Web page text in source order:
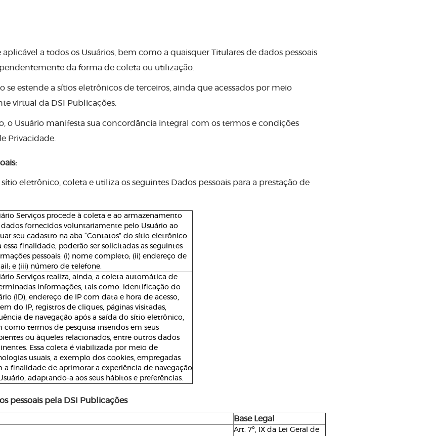
a todos os Usuários, bem como a quaisquer Titulares de dados pessoais
da forma de coleta ou utilização.
se estende a sítios eletrônicos de terceiros, ainda que acessados por meio
virtual da DSI Publicações.
o Usuário manifesta sua concordância integral com os termos e condições
Privacidade.
eletrônico, coleta e utiliza os seguintes Dados pessoais para a prestação de
Serviços procede à coleta e ao armazenamento
dados fornecidos voluntariamente pelo Usuário ao
seu cadastro na aba “Contatos” do sítio eletrônico.
essa finalidade, poderão ser solicitadas as seguintes
pessoais: (i) nome completo; (ii) endereço de
e (iii) número de telefone.
Serviços realiza, ainda, a coleta automática de
informações, tais como: identificação do
(ID), endereço de IP com data e hora de acesso,
do IP, registros de cliques, páginas visitadas,
de navegação após a saída do sítio eletrônico,
como termos de pesquisa inseridos em seus
ou àqueles relacionados, entre outros dados
Essa coleta é viabilizada por meio de
usuais, a exemplo dos cookies, empregadas
a finalidade de aprimorar a experiência de navegação
adaptando-a aos seus hábitos e preferências.
pessoais pela DSI Publicações
Base Legal
Art. 7º, IX da Lei Geral de